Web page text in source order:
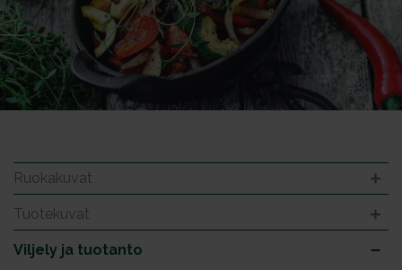
Ruokakuvat
Tuotekuvat
Viljely ja tuotanto